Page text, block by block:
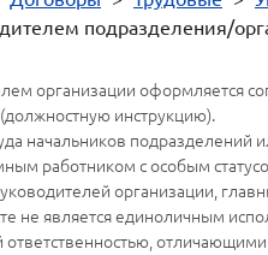
подразделения/
организации оформляется
инструкцию).
начальников
работником с особым
организации,
не является единоличным
отличающими